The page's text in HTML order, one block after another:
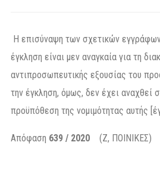
Η επισύναψη των σχετικών
έγκληση είναι μεν αναγκαία για τη
αντιπροσωπευτικής εξουσίας του
την έγκληση, όμως, δεν έχει αναχθεί
προϋπόθεση της νομιμότητας αυτής
Απόφαση 639 / 2020 (Ζ, ΠΟΙΝΙΚΕΣ)